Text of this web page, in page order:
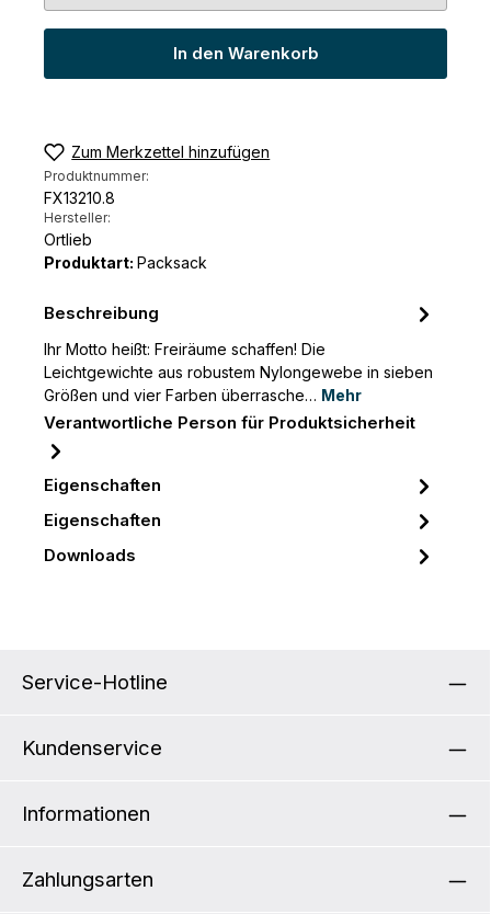
In den Warenkorb
Zum Merkzettel hinzufügen
Produktnummer:
FX13210.8
Hersteller:
Ortlieb
Produktart: Packsack
Beschreibung
Ihr Motto heißt: Freiräume schaffen! Die
Leichtgewichte aus robustem Nylongewebe in sieben
Größen und vier Farben überrasche… Mehr
Verantwortliche Person für Produktsicherheit
Eigenschaften
Eigenschaften
Downloads
Service-Hotline
Kundenservice
Informationen
Zahlungsarten